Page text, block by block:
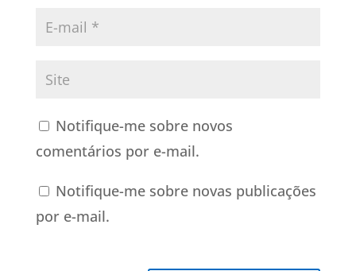
Notifique-me sobre novos
comentários por e-mail.
Notifique-me sobre novas publicações
por e-mail.